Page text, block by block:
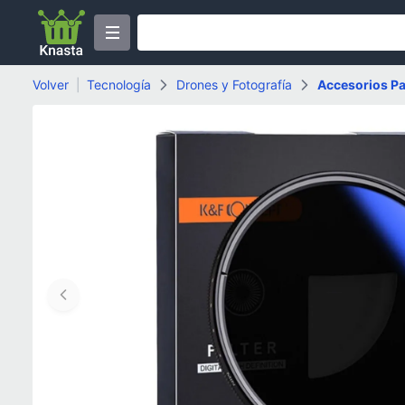
Volver Tecnología Drones y Fotografía Accesorios